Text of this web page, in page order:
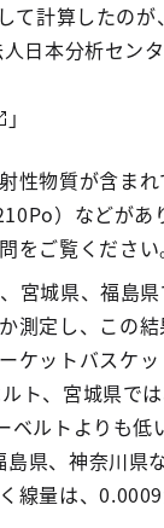
計算したの
日本分析セン
」
性物質が含ま
）などが
をご覧ください
宮城県、福島
測定し、この
ケットバスケ
ト、宮城県で
ルトよりも低
県、神奈川県
量は、